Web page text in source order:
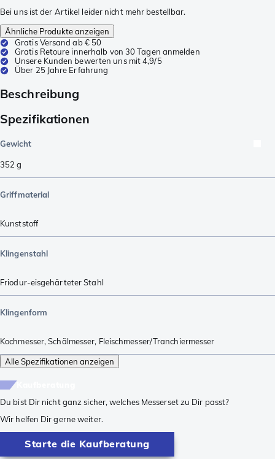
Bei uns ist der Artikel leider nicht mehr bestellbar.
Ähnliche Produkte anzeigen
Gratis Versand ab € 50
Gratis Retoure innerhalb von 30 Tagen anmelden
Unsere Kunden bewerten uns mit 4,9/5
Über 25 Jahre Erfahrung
Beschreibung
Spezifikationen
Gewicht
352 g
Griffmaterial
Kunststoff
Klingenstahl
Friodur-eisgehärteter Stahl
Klingenform
Kochmesser,Schälmesser, Fleischmesser/Tranchiermesser
Alle Spezifikationen anzeigen
Du bist Dir nicht ganz sicher, welches Messerset zu Dir passt?
Wir helfen Dir gerne weiter.
Starte die Kaufberatung